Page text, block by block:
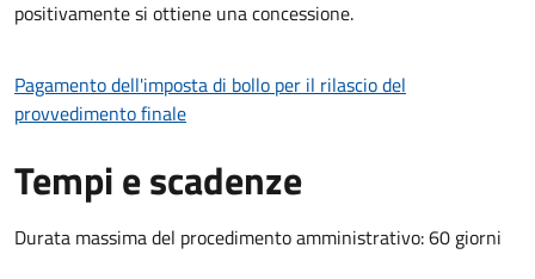
positivamente si ottiene una concessione.
Pagamento dell'imposta di bollo per il rilascio del
provvedimento finale
Tempi e scadenze
Durata massima del procedimento amministrativo: 60 giorni